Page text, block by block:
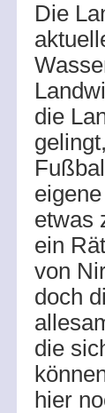
Die
die
etwas
ein
von
doch
die
hier